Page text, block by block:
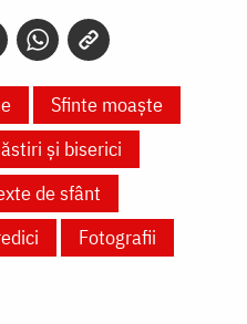
Sfinte moaște
și biserici
de sfânt
Fotografii